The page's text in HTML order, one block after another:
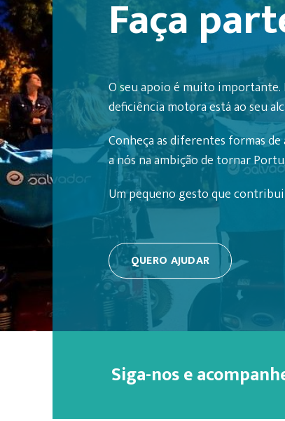
Faça
O seu apoio é muito importante.
deficiência motora está ao seu
Conheça as diferentes formas
a nós na ambição de tornar
Um pequeno gesto que
QUERO AJUDAR
Siga-nos e